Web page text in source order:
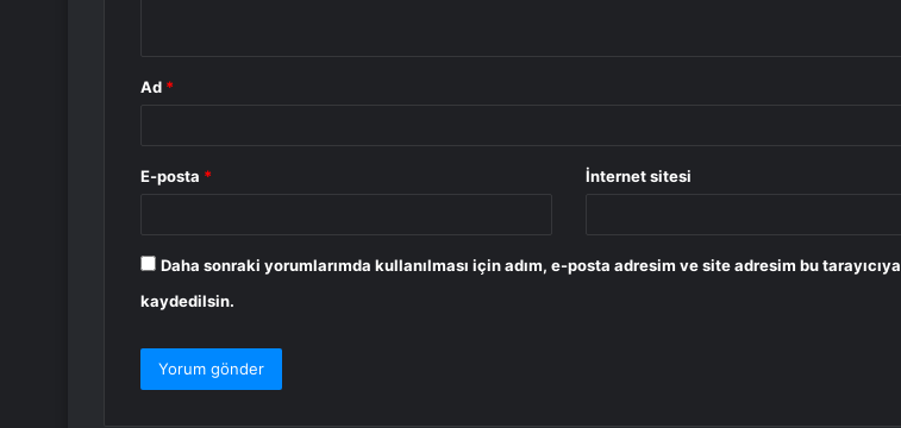
Ad *
E-posta * İnternet sitesi
Daha sonraki yorumlarımda kullanılması için adım, e-posta adresim ve site adresim bu tarayıcıya
kaydedilsin.